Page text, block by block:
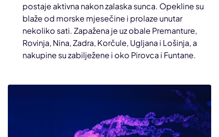
postaje aktivna nakon zalaska sunca. Opekline su
blaže od morske mjesečine i prolaze unutar
nekoliko sati. Zapažena je uz obale Premanture,
Rovinja, Nina, Zadra, Korčule, Ugljana i Lošinja, a
nakupine su zabilježene i oko Pirovca i Funtane.